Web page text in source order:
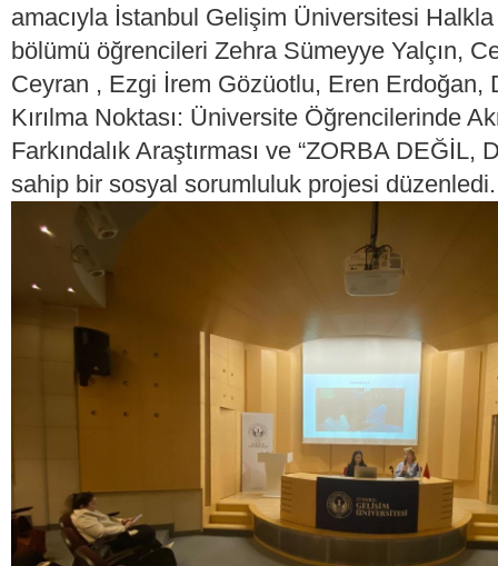
amacıyla İstanbul Gelişim Üniversitesi
bölümü öğrencileri Zehra Sümeyye Yalçın,
Ceyran , Ezgi İrem Gözüotlu, Eren Erdoğan,
Kırılma Noktası: Üniversite Öğrencilerinde
Farkındalık Araştırması ve “ZORBA DEĞİL,
sahip bir sosyal sorumluluk projesi düzenledi.